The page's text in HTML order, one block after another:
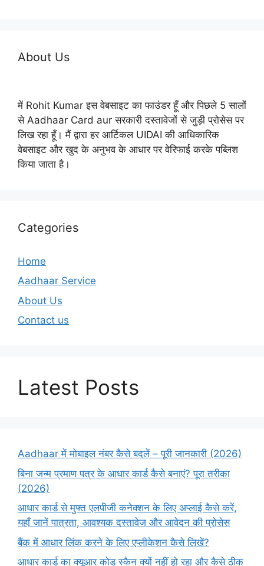
About Us
में Rohit Kumar इस वेबसाइट का फाउंडर हूँ और पिछले 5 सालों
से Aadhaar Card aur सरकारी दस्तावेजों से जुड़ी प्रोसेस पर
लिख रहा हूँ। मैं द्वारा हर आर्टिकल UIDAI की आधिकारिक
वेबसाइट और खुद के अनुभव के आधार पर वेरिफाई करके पब्लिश
किया जाता है।
Categories
Home
Aadhaar Service
About Us
Contact us
Latest Posts
Aadhaar में मोबाइल नंबर कैसे बदलें – पूरी जानकारी (2026)
बिना जन्म प्रमाण पत्र के आधार कार्ड कैसे बनाएं? पूरा तरीका
(2026)
आधार कार्ड से मुफ्त एलपीजी कनेक्शन के लिए अप्लाई कैसे करें,
यहाँ जानें पात्रता, आवश्यक दस्तावेज और आवेदन की प्रोसेस
बैंक में आधार लिंक करने के लिए एप्लीकेशन कैसे लिखें?
आधार कार्ड का क्यूआर कोड स्कैन क्यों नहीं हो रहा और कैसे ठीक